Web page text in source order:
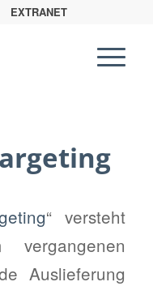
EXTRANET
“ versteht
Auslieferung